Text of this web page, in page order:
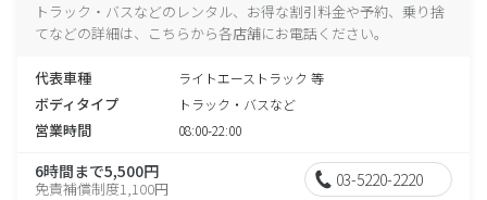
トラック・バスなどのレンタル、お得な割引料金や予約、乗り捨
てなどの詳細は、こちらから各店舗にお電話ください。
代表車種 ライトエーストラック 等
ボディタイプ トラック・バスなど
営業時間 08:00-22:00
6時間まで5,500円
免責補償制度1,100円 03-5220-2220